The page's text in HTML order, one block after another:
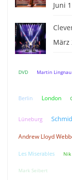
Juni
März
DVD Martin Lingnau
Berlin London
Lüneburg
Andrew Lloyd
Les Miserables
Mark Seibert